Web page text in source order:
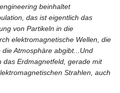
beinhaltet
das ist eigentlich das
von Partikeln in die
elektromagnetische Wellen, die
Atmosphäre abgibt...Und
das Erdmagnetfeld, gerade mit
Strahlen, auch